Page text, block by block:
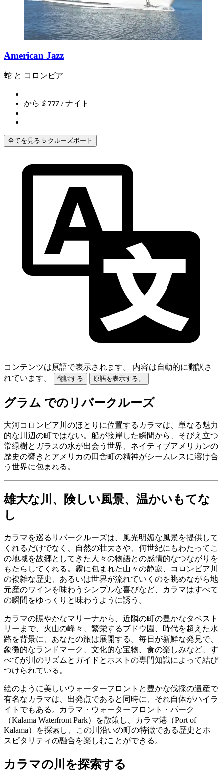
American Jazz
蛇 と コロンビア
から $ 777 / ナイト
全てを見る 5 クルーズボート
コンテンツは原語で表示されます。
内容は自動的に翻訳さ
れています。
翻訳する 原語を表示する。
グラム でのリバークルーズ
大河コロンビア川のほとりに位置するカラマは、単なる魅力
的な川辺の町ではない。船が接岸した瞬間から、そびえ立つ
常緑樹とガラスの水が出会う世界、ネイティブアメリカンの
歴史の響きとアメリカの田舎町の精神がシームレスに溶け合
う世界に包まれる。
雄大な川、険しい風景、温かいもてな
し
カラマを巡るリバークルーズは、風光明媚な風景を提供して
くれるだけでなく、自然の壮大さや、何世紀にもわたってこ
の地域を故郷としてきた人々の物語との感情的なつながりを
もたらしてくれる。霧に包まれた山々の静寂、コロンビア川
の複雑な歴史、あるいは世界が流れていくのを眺めながら地
元産のワインを味わうシンプルな喜びなど、カラマはすべて
の瞬間をゆっくりと味わうように誘う。
カラマの賑やかなマリーナから、近隣の町の豊かなタペスト
リーまで、火山の峰々、繁栄するブドウ園、時代を超えた水
路を背景に、あなたの旅は展開する。毎日が新鮮な発見で、
象徴的なランドマーク、文化的な宝物、食の楽しみなど、す
べてが川のリズムとガイドとホストの専門知識によって結び
つけられている。
絵のように美しいウォーターフロントと豊かな伐採の遺産で
有名なカラマは、出発点であると同時に、それ自体がハイラ
イトでもある。カラマ・ウォーターフロント・パーク
（Kalama Waterfront Park）を散策し、カラマ港（Port of
Kalama）を探索し、この川沿いの町の特徴である歴史とホ
スピタリティの融合を楽しむことができる。
カラマの川を探索する